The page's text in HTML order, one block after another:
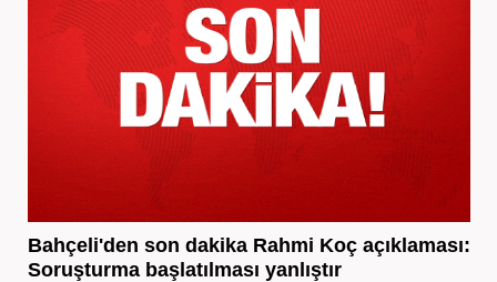
Bahçeli'den son dakika Rahmi Koç açıklaması:
Soruşturma başlatılması yanlıştır